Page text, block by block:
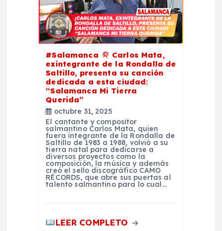
#Salamanca
Carlos Mata,
exintegrante de la Rondalla de
Saltillo, presenta su canción
dedicada a esta ciudad:
“Salamanca Mi Tierra
Querida”
octubre 31, 2025
El cantante y compositor
salmantino Carlos Mata, quien
fuera integrante de la Rondalla de
Saltillo de 1983 a 1988, volvió a su
tierra natal para dedicarse a
diversos proyectos como la
composición, la música y además
creó el sello discográfico CAMO
RÉCORDS, que abre sus puertas al
talento salmantino para lo cual…
LEER COMPLETO